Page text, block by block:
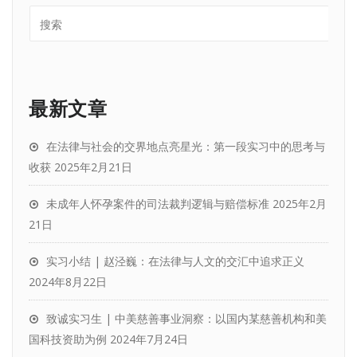
最新文章
在法律与社会的交界地点亮星光：第一段实习中的思考与
收获 2025年2月21日
未成年人怀孕案件的司法裁判逻辑与赔偿标准 2025年2月
21日
实习小结 | 赵泾巍：在法律与人文的交汇中追求正义
2024年8月22日
致诚实习生 | 中美慈善事业洞察：以国内某慈善机构和美
国科技资助为例 2024年7月24日